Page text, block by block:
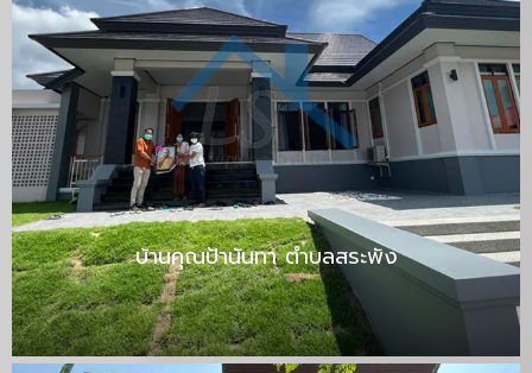
บ้านคุณป้านันทา ตำบลสระพัง